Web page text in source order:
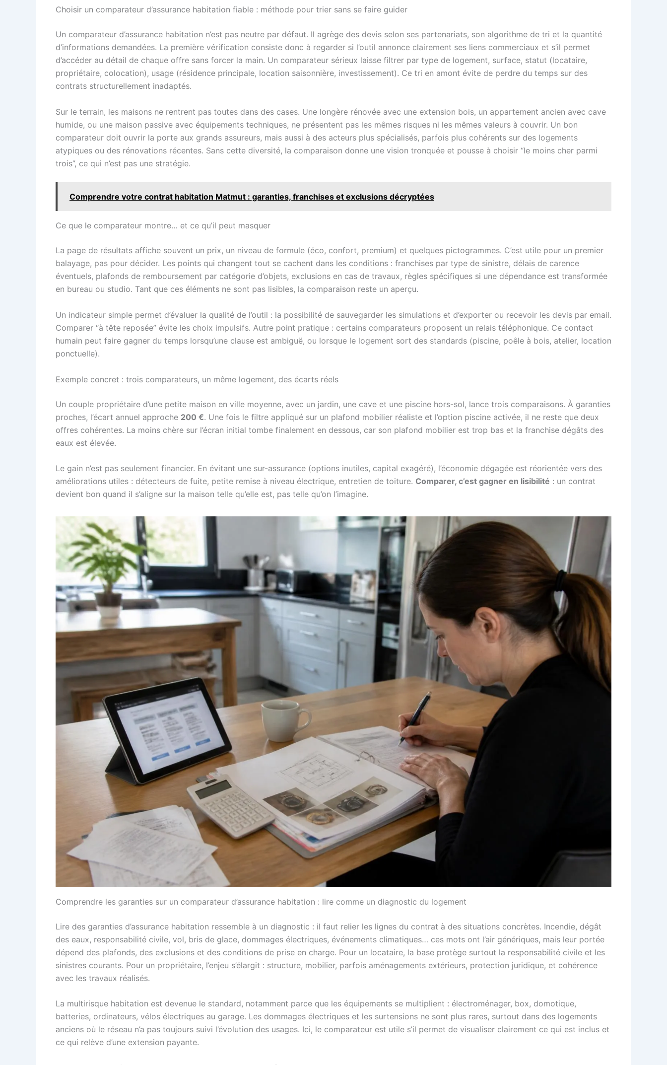
Choisir un comparateur d’assurance habitation fiable : méthode pour trier sans se faire guider
Un comparateur d’assurance habitation n’est pas neutre par défaut. Il agrège des devis selon ses partenariats, son algorithme de tri et la quantité
d’informations demandées. La première vérification consiste donc à regarder si l’outil annonce clairement ses liens commerciaux et s’il permet
d’accéder au détail de chaque offre sans forcer la main. Un comparateur sérieux laisse filtrer par type de logement, surface, statut (locataire,
propriétaire, colocation), usage (résidence principale, location saisonnière, investissement). Ce tri en amont évite de perdre du temps sur des
contrats structurellement inadaptés.
Sur le terrain, les maisons ne rentrent pas toutes dans des cases. Une longère rénovée avec une extension bois, un appartement ancien avec cave
humide, ou une maison passive avec équipements techniques, ne présentent pas les mêmes risques ni les mêmes valeurs à couvrir. Un bon
comparateur doit ouvrir la porte aux grands assureurs, mais aussi à des acteurs plus spécialisés, parfois plus cohérents sur des logements
atypiques ou des rénovations récentes. Sans cette diversité, la comparaison donne une vision tronquée et pousse à choisir “le moins cher parmi
trois”, ce qui n’est pas une stratégie.
Comprendre votre contrat habitation Matmut : garanties, franchises et exclusions décryptées
Ce que le comparateur montre… et ce qu’il peut masquer
La page de résultats affiche souvent un prix, un niveau de formule (éco, confort, premium) et quelques pictogrammes. C’est utile pour un premier
balayage, pas pour décider. Les points qui changent tout se cachent dans les conditions : franchises par type de sinistre, délais de carence
éventuels, plafonds de remboursement par catégorie d’objets, exclusions en cas de travaux, règles spécifiques si une dépendance est transformée
en bureau ou studio. Tant que ces éléments ne sont pas lisibles, la comparaison reste un aperçu.
Un indicateur simple permet d’évaluer la qualité de l’outil : la possibilité de sauvegarder les simulations et d’exporter ou recevoir les devis par email.
Comparer “à tête reposée” évite les choix impulsifs. Autre point pratique : certains comparateurs proposent un relais téléphonique. Ce contact
humain peut faire gagner du temps lorsqu’une clause est ambiguë, ou lorsque le logement sort des standards (piscine, poêle à bois, atelier, location
ponctuelle).
Exemple concret : trois comparateurs, un même logement, des écarts réels
Un couple propriétaire d’une petite maison en ville moyenne, avec un jardin, une cave et une piscine hors-sol, lance trois comparaisons. À garanties
proches, l’écart annuel approche 200 €. Une fois le filtre appliqué sur un plafond mobilier réaliste et l’option piscine activée, il ne reste que deux
offres cohérentes. La moins chère sur l’écran initial tombe finalement en dessous, car son plafond mobilier est trop bas et la franchise dégâts des
eaux est élevée.
Le gain n’est pas seulement financier. En évitant une sur-assurance (options inutiles, capital exagéré), l’économie dégagée est réorientée vers des
améliorations utiles : détecteurs de fuite, petite remise à niveau électrique, entretien de toiture. Comparer, c’est gagner en lisibilité : un contrat
devient bon quand il s’aligne sur la maison telle qu’elle est, pas telle qu’on l’imagine.
Comprendre les garanties sur un comparateur d’assurance habitation : lire comme un diagnostic du logement
Lire des garanties d’assurance habitation ressemble à un diagnostic : il faut relier les lignes du contrat à des situations concrètes. Incendie, dégât
des eaux, responsabilité civile, vol, bris de glace, dommages électriques, événements climatiques… ces mots ont l’air génériques, mais leur portée
dépend des plafonds, des exclusions et des conditions de prise en charge. Pour un locataire, la base protège surtout la responsabilité civile et les
sinistres courants. Pour un propriétaire, l’enjeu s’élargit : structure, mobilier, parfois aménagements extérieurs, protection juridique, et cohérence
avec les travaux réalisés.
La multirisque habitation est devenue le standard, notamment parce que les équipements se multiplient : électroménager, box, domotique,
batteries, ordinateurs, vélos électriques au garage. Les dommages électriques et les surtensions ne sont plus rares, surtout dans des logements
anciens où le réseau n’a pas toujours suivi l’évolution des usages. Ici, le comparateur est utile s’il permet de visualiser clairement ce qui est inclus et
ce qui relève d’une extension payante.